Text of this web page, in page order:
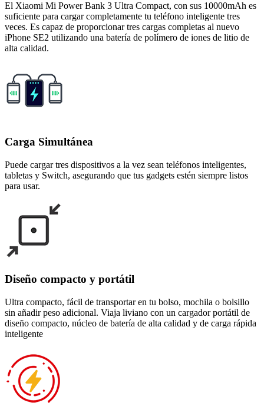
El Xiaomi Mi Power Bank 3 Ultra Compact, con sus 10000mAh es
suficiente para cargar completamente tu teléfono inteligente tres
veces. Es capaz de proporcionar tres cargas completas al nuevo
iPhone SE2 utilizando una batería de polímero de iones de litio de
alta calidad.
Carga Simultánea
Puede cargar tres dispositivos a la vez sean teléfonos inteligentes,
tabletas y Switch, asegurando que tus gadgets estén siempre listos
para usar.
Diseño compacto y portátil
Ultra compacto, fácil de transportar en tu bolso, mochila o bolsillo
sin añadir peso adicional. Viaja liviano con un cargador portátil de
diseño compacto, núcleo de batería de alta calidad y de carga rápida
inteligente